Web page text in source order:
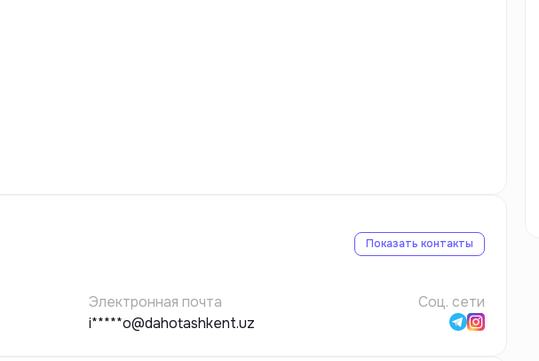
Показать контакты
Электронная почта
i*****o@dahotashkent.uz
Соц. сети